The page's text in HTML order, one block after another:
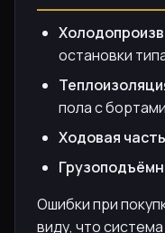
остановки
пола с
Ходовая
Ошибки при
виду, что